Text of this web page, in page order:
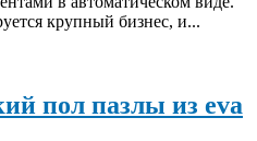
крупный бизнес, и...
пол пазлы из eva